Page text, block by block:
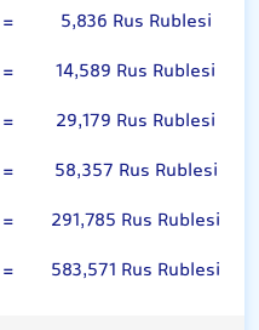
=
5,836 Rus Rublesi
=
14,589 Rus Rublesi
=
29,179 Rus Rublesi
=
58,357 Rus Rublesi
=
291,785 Rus Rublesi
= 583,571 Rus Rublesi